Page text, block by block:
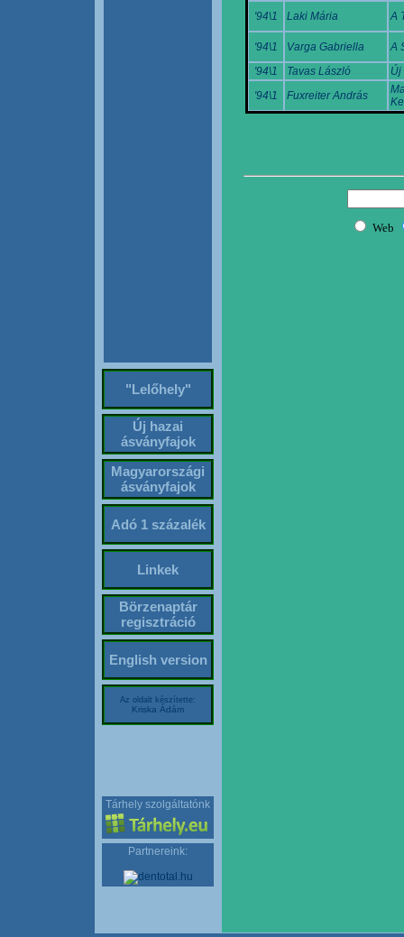
"Lelőhely"
Új hazai
ásványfajok
Magyarországi
ásványfajok
Adó 1 százalék
Linkek
Börzenaptár
regisztráció
English version
Az oldalt készítette:
Kriska Ádám
Tárhely szolgáltatónk
Partnereink:
'94\1
Laki Mária A
'94\1 Varga Gabriella
A
'94\1
Tavas László
Új
'94\1
Fuxreiter András